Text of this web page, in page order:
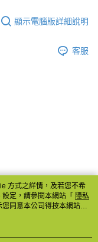
顯示電腦版詳細說明
客服
方式之詳情，及若您不希
定，請參閱本網站「 隱私
同意本公司得按本網站使